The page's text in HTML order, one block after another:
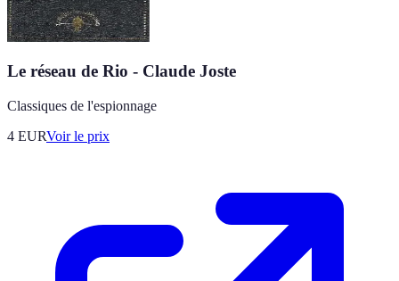
Le réseau de Rio - Claude Joste
Classiques de l'espionnage
4 EURVoir le prix